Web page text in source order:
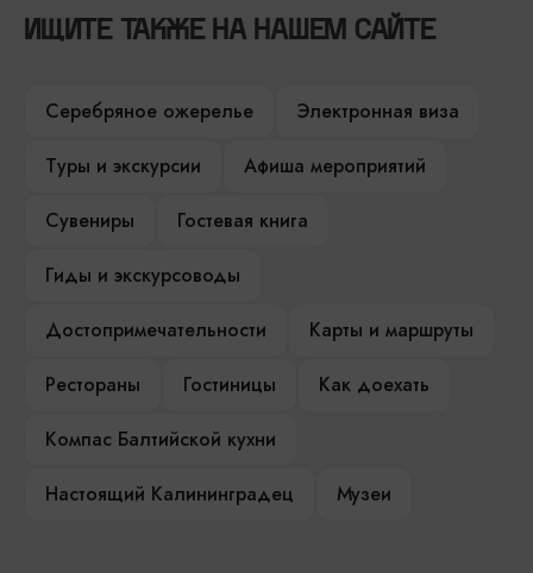
ИЩИТЕ ТАКЖЕ НА НАШЕМ САЙТЕ
Серебряное ожерелье
Электронная виза
Туры и экскурсии
Афиша мероприятий
Сувениры
Гостевая книга
Гиды и экскурсоводы
Достопримечательности
Карты и маршруты
Рестораны
Гостиницы
Как доехать
Компас Балтийской кухни
Настоящий Калининградец
Музеи